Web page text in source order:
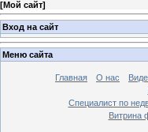
[Мой сайт]
Вход на сайт
Меню сайта
Главная О нас
Специалист по
Витрина